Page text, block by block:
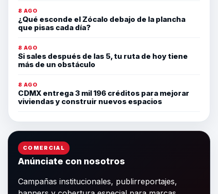
8 AGO
¿Qué esconde el Zócalo debajo de la plancha
que pisas cada día?
8 AGO
Si sales después de las 5, tu ruta de hoy tiene
más de un obstáculo
8 AGO
CDMX entrega 3 mil 196 créditos para mejorar
viviendas y construir nuevos espacios
COMERCIAL
Anúnciate con nosotros
Campañas institucionales, publirreportajes,